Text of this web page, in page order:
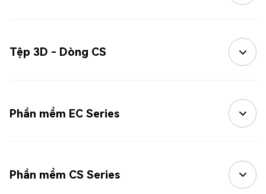
Tệp 3D - Dòng CS
Phần mềm EC Series
Phần mềm CS Series